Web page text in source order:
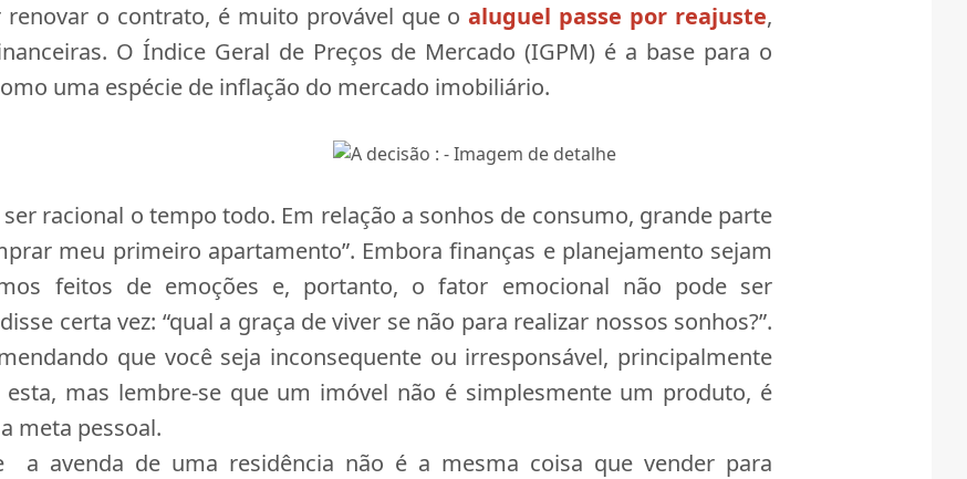
o contrato, é muito provável que oaluguel passe por reajuste,
O Índice Geral de Preços de Mercado (IGPM) é a base para o
uma espécie de inflação do mercado imobiliário.
racional o tempo todo. Em relação a sonhos de consumo, grande parte
meu primeiro apartamento”. Embora finanças e planejamento sejam
feitos de emoções e, portanto, o fator emocional não pode ser
certa vez: “qual a graça de viver se não para realizar nossos sonhos?”.
que você seja inconsequente ou irresponsável, principalmente
mas lembre-se que um imóvel não é simplesmente um produto, é
meta pessoal.
a avenda de uma residência não é a mesma coisa que vender para